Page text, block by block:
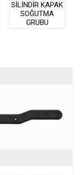
SİLİNDİR KAPAK
SOĞUTMA
GRUBU